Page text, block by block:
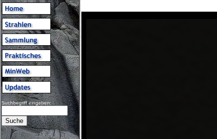
Suchbegriff eingeben: